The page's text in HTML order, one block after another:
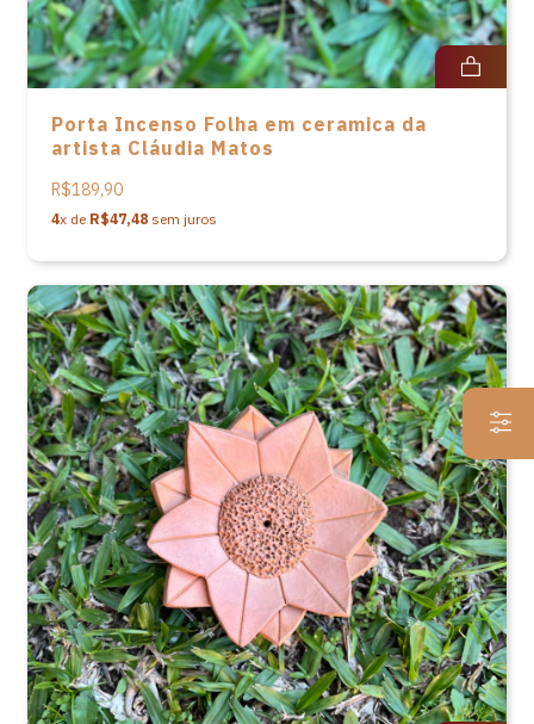
Porta Incenso Folha em ceramica da
artista Cláudia Matos
R$189,90
4x de R$47,48 sem juros